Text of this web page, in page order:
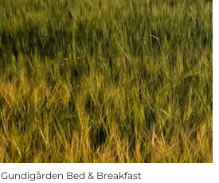
Gundigården Bed & Breakfast